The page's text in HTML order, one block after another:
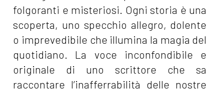
folgoranti e misteriosi. Ogni storia è una
scoperta, uno specchio allegro, dolente
o imprevedibile che illumina la magia del
quotidiano. La voce inconfondibile e
originale di uno scrittore che sa
raccontare l’inafferrabilità delle nostre